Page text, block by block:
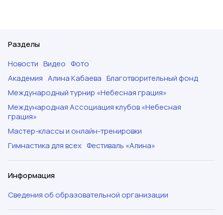
Разделы
Новости Видео Фото
Академия Алина Кабаева Благотворительный фонд
Международный турнир «Небесная грация»
Международная Ассоциация клубов «Небесная
грация»
Мастер-классы и онлайн-тренировки
Гимнастика для всех Фестиваль «Алина»
Информация
Сведения об образовательной организации